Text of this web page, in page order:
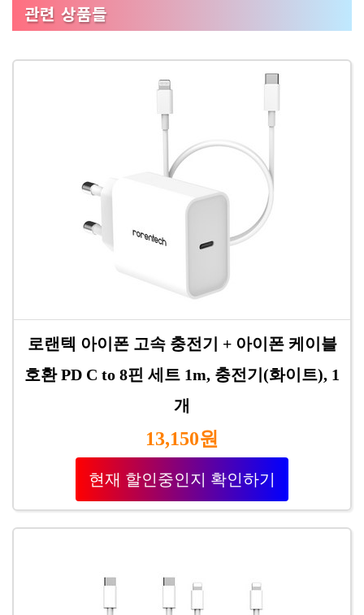
관련 상품들
로랜텍 아이폰 고속 충전기 + 아이폰 케이블
호환 PD C to 8핀 세트 1m, 충전기(화이트), 1
개
13,150원
현재 할인중인지 확인하기